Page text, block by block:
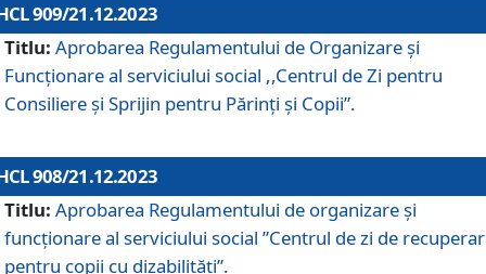
909/21.12.2023
Titlu: Aprobarea Regulamentului de Organizare și
Funcționare al serviciului social ,,Centrul de Zi pentru
Consiliere şi Sprijin pentru Părinţi şi Copii”.
908/21.12.2023
Titlu: Aprobarea Regulamentului de organizare şi
funcţionare al serviciului social ”Centrul de zi de
pentru copii cu dizabilități”.